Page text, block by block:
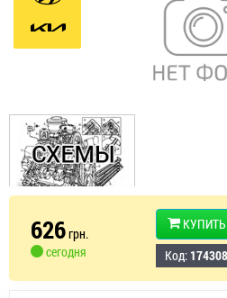
626грн.
сегодня
КУПИТЬ
Код: